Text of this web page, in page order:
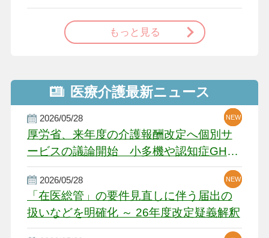
もっと見る
医療介護最新ニュース
2026/05/28
厚労省、来年度の介護報酬改定へ個別サ
ービスの議論開始 小多機や認知症GH、
厳しい経営環境に危機感
NEW
NEW
NEW
2026/05/28
「在医総管」の要件見直しに伴う届出の
扱いなどを明確化 ～ 26年度改定疑義解釈
NEW
NEW